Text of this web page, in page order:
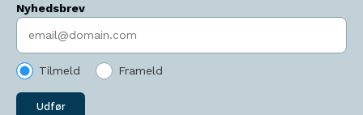
Nyhedsbrev
Indtast søgeord
Tilmeld Frameld
Udfør